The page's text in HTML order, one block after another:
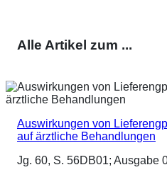
Alle Artikel zum ...
Auswirkungen von
auf ärztliche Behandlungen
Jg. 60, S. 56DB01; Ausgabe